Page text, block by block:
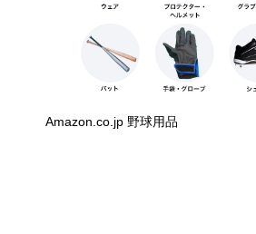
Amazon.co.jp 野球用品